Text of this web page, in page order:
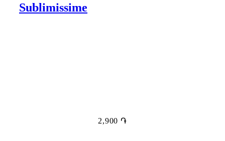
Sublimissime
2,900 ֏